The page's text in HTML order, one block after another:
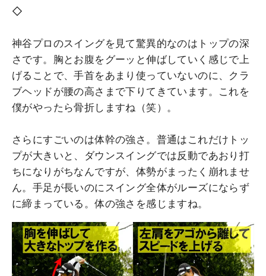
◇
神谷プロのスイングを見て驚異的なのはトップの深
さです。胸とお腹をグーッと伸ばしていく感じで上
げることで、手首をあまり使っていないのに、クラ
ブヘッドが腰の高さまで下りてきています。これを
僕がやったら骨折しますね（笑）。
さらにすごいのは体幹の強さ。普通はこれだけトッ
プが大きいと、ダウンスイングでは反動であおり打
ちになりがちなんですが、体勢がまったく崩れませ
ん。手足が長いのにスイング全体がルーズにならず
に締まっている。体の強さを感じますね。